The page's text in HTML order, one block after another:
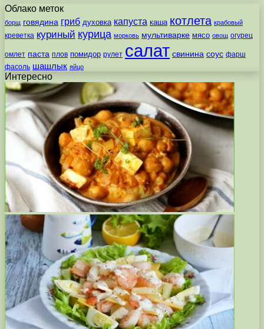
Облако меток
борщ говядина гриб духовка капуста каша котлета крабовый
креветка куриный курица морковь мультиварке мясо овощ огурец
омлет паста плов помидор рулет салат свинина соус фарш
фасоль шашлык яйцо
Интересно